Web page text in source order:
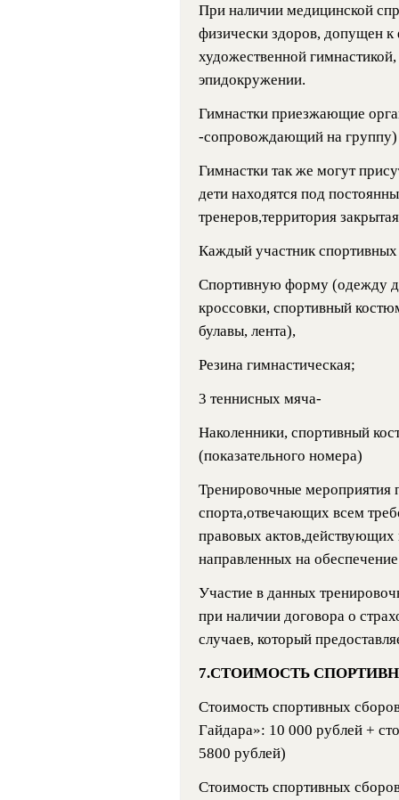
При наличии медицинской
физически здоров, допущен к
художественной
эпидокружении.
Гимнастки приезжающие
-сопровождающий на группу)
Гимнастки так же могут
дети находятся под
тренеров,территория
Каждый участник
Спортивную форму (одежду
кроссовки, спортивный
булавы, лента),
Резина гимнастическая;
3 теннисных мяча-
Наколенники, спортивный
(показательного номера)
Тренировочные мероприятия
спорта,отвечающих всем
правовых
направленных на
Участие в данных
при наличии договора о
случаев, который
7.СТОИМОСТЬ
Стоимость спортивных
Гайдара»: 10 000 рублей +
5800 рублей)
Стоимость спортивных